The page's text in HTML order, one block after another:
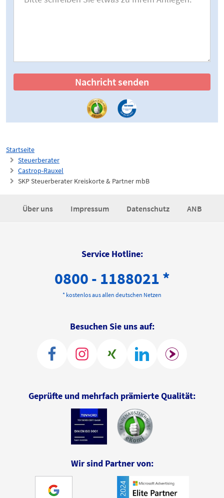
Startseite
Steuerberater
Castrop-Rauxel
SKP Steuerberater Kreiskorte & Partner mbB
Nachricht senden
Über uns Impressum Datenschutz ANB
Service Hotline:
0800 - 1188021 *
* kostenlos aus allen deutschen Netzen
Besuchen Sie uns auf:
Geprüfte und mehrfach prämierte Qualität:
Wir sind Partner von: